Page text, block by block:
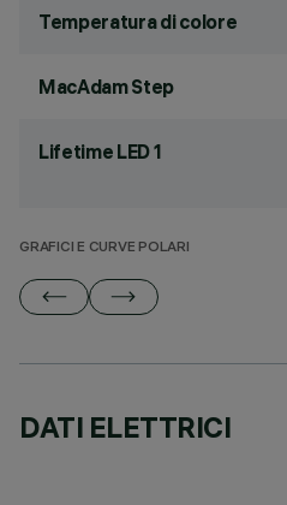
Temperatura di colore
MacAdam Step
Lifetime LED 1
GRAFICI E CURVE POLARI
DATI ELETTRICI